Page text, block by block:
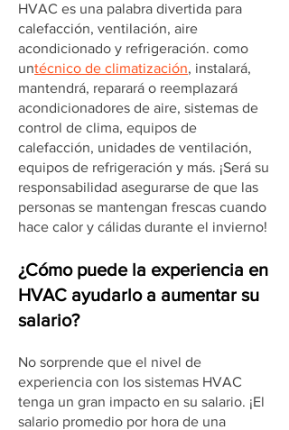
HVAC es una palabra divertida para
calefacción, ventilación, aire
acondicionado y refrigeración. como
untécnico de climatización, instalará,
mantendrá, reparará o reemplazará
acondicionadores de aire, sistemas de
control de clima, equipos de
calefacción, unidades de ventilación,
equipos de refrigeración y más. ¡Será su
responsabilidad asegurarse de que las
personas se mantengan frescas cuando
hace calor y cálidas durante el invierno!
¿Cómo puede la experiencia en
HVAC ayudarlo a aumentar su
salario?
No sorprende que el nivel de
experiencia con los sistemas HVAC
tenga un gran impacto en su salario. ¡El
salario promedio por hora de una